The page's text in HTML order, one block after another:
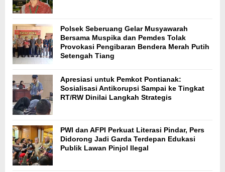
Polsek Seberuang Gelar Musyawarah
Bersama Muspika dan Pemdes Tolak
Provokasi Pengibaran Bendera Merah Putih
Setengah Tiang
Apresiasi untuk Pemkot Pontianak:
Sosialisasi Antikorupsi Sampai ke Tingkat
RT/RW Dinilai Langkah Strategis
PWI dan AFPI Perkuat Literasi Pindar, Pers
Didorong Jadi Garda Terdepan Edukasi
Publik Lawan Pinjol Ilegal